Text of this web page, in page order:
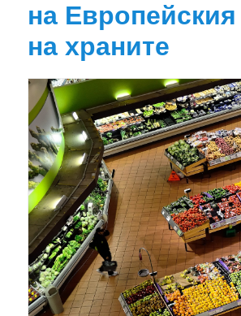
на Европейския
на храните